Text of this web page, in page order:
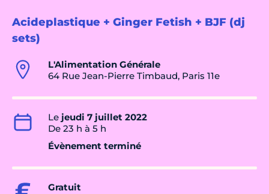
Acideplastique + Ginger Fetish + BJF (dj
sets)
L'Alimentation Générale
64 Rue Jean-Pierre Timbaud, Paris 11e
Le jeudi 7 juillet 2022
De 23 h à 5 h
Évènement terminé
Gratuit